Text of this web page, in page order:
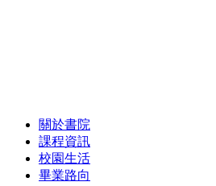
關於書院
課程資訊
校園生活
畢業路向